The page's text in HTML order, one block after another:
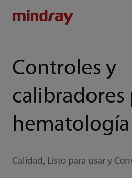
Controles y
calibradores
hematología
Calidad, Listo para usar y